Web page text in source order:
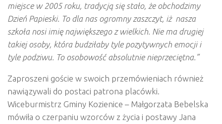
miejsce w 2005 roku, tradycją się stało, że obchodzimy
Dzień Papieski. To dla nas ogromny zaszczyt, iż nasza
szkoła nosi imię największego z wielkich. Nie ma drugiej
takiej osoby, która budziłaby tyle pozytywnych emocji i
tyle podziwu. To osobowość absolutnie nieprzeciętna.”
Zaproszeni goście w swoich przemówieniach również
nawiązywali do postaci patrona placówki.
Wiceburmistrz Gminy Kozienice – Małgorzata Bebelska
mówiła o czerpaniu wzorców z życia i postawy Jana